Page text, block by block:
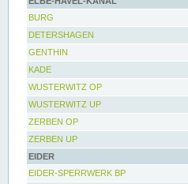
BURG
DETERSHAGEN
GENTHIN
KADE
WUSTERWITZ OP
WUSTERWITZ UP
ZERBEN OP
ZERBEN UP
EIDER
EIDER-SPERRWERK BP